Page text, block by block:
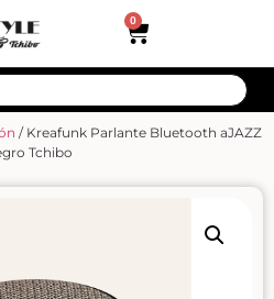
0
/ Kreafunk Parlante Bluetooth aJAZZ
Tchibo